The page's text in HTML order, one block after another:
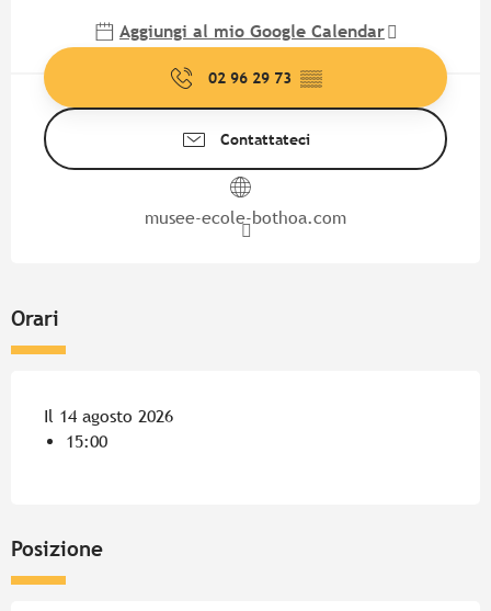
Aggiungi al mio Google Calendar
02 96 29 73 ▒▒
Contattateci
musee-ecole-bothoa.com
Orari
Il 14 agosto 2026
15:00
Posizione